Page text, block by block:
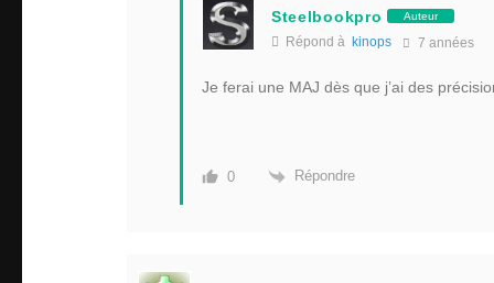
Steelbookpro Auteur
Répond à kinops 7 années
Je ferai une MAJ dès que j’ai des
0 Répondre